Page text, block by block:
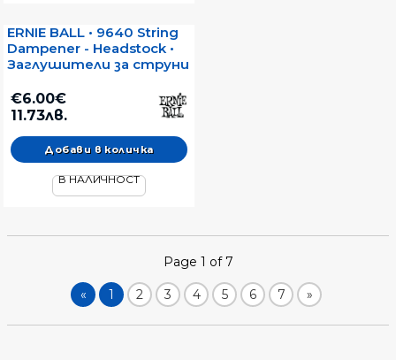
ERNIE BALL • 9640 String
Dampener - Headstock •
Заглушители за струни
€6.00€
11.73лв.
В НАЛИЧНОСТ
Page 1 of 7
« 1 2 3 4 5 6 7 »